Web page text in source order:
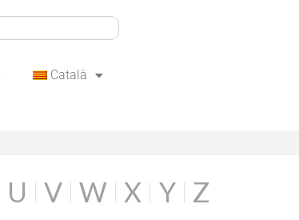
Català
U V W X Y Z